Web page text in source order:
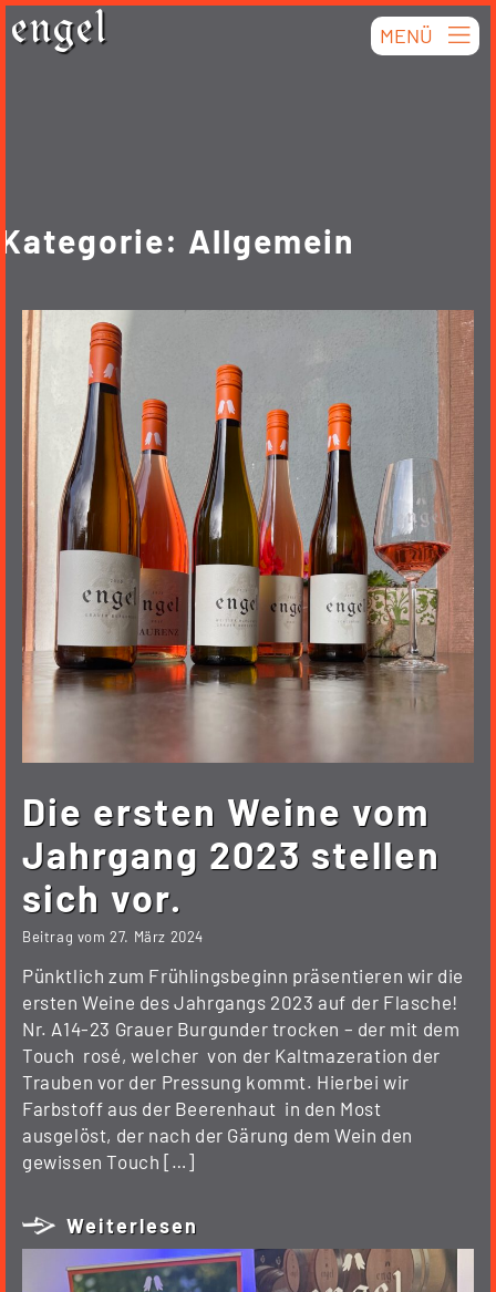
Skip
to
content
engel MENÜ
Kategorie: Allgemein
Die ersten Weine vom
Jahrgang 2023 stellen
sich vor.
Beitrag vom27. März 2024
Pünktlich zum Frühlingsbeginn präsentieren wir die
ersten Weine des Jahrgangs 2023 auf der Flasche!
Nr. A14-23 Grauer Burgunder trocken – der mit dem
Touch rosé, welcher von der Kaltmazeration der
Trauben vor der Pressung kommt. Hierbei wir
Farbstoff aus der Beerenhaut in den Most
ausgelöst, der nach der Gärung dem Wein den
gewissen Touch […]
Weiterlesen